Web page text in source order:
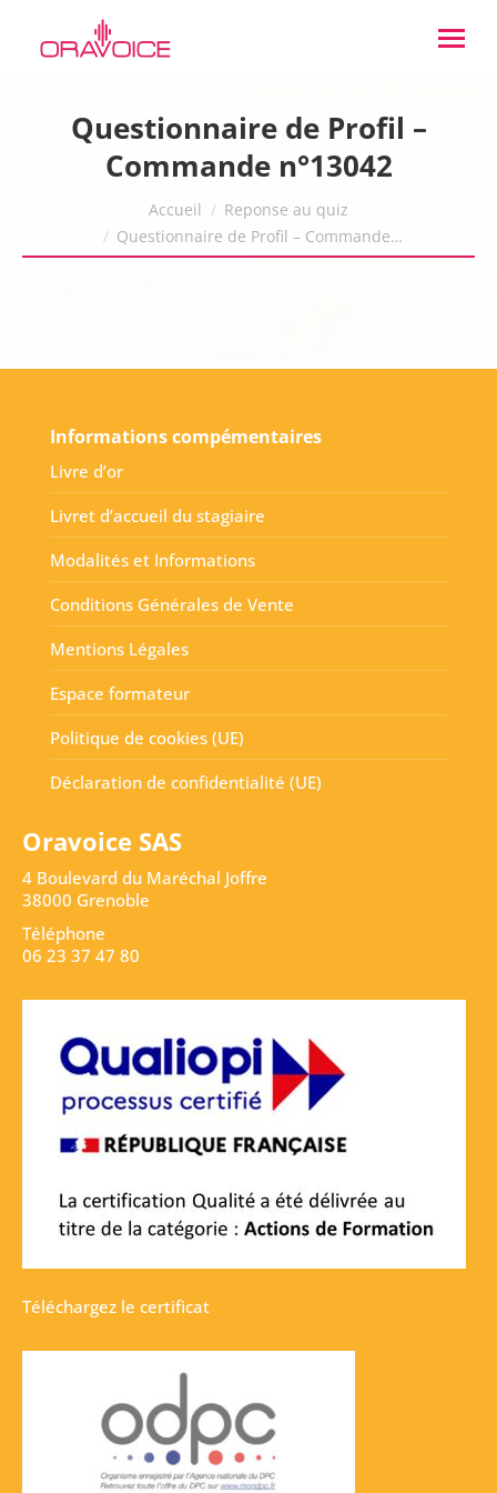
Questionnaire de Profil –
Commande n°13042
Accueil
Reponse au quiz
Questionnaire de Profil – Commande…
Informations compémentaires
Livre d’or
Livret d’accueil du stagiaire
Modalités et Informations
Conditions Générales de Vente
Mentions Légales
Espace formateur
Politique de cookies (UE)
Déclaration de confidentialité (UE)
Oravoice SAS
4 Boulevard du Maréchal Joffre
38000 Grenoble
Téléphone
06 23 37 47 80
Téléchargez le certificat